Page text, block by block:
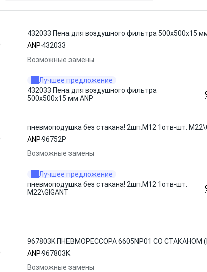
432033 Пена для воздушного фильтра 500x500x15
ANP 432033
Возможные замены
Лучшее предложение
432033 Пена для воздушного фильтра
500x500x15 мм ANP
пневмоподушка без стакана! 2шп.M12 1отв-шт.
ANP96752P
Возможные замены
Лучшее предложение
пневмоподушка без стакана! 2шп.M12 1отв-шт.
M22\GIGANT
967803K ПНЕВМОРЕССОРА 6605NP01 СО СТАКАНОМ
ANP967803K
Возможные замены